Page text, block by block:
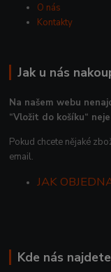
O nás
Kontakty
Jak u nás
Na našem webu
“Vložit do košíku“
Pokud chcete nějaké
email.
JAK
Kde nás najdete